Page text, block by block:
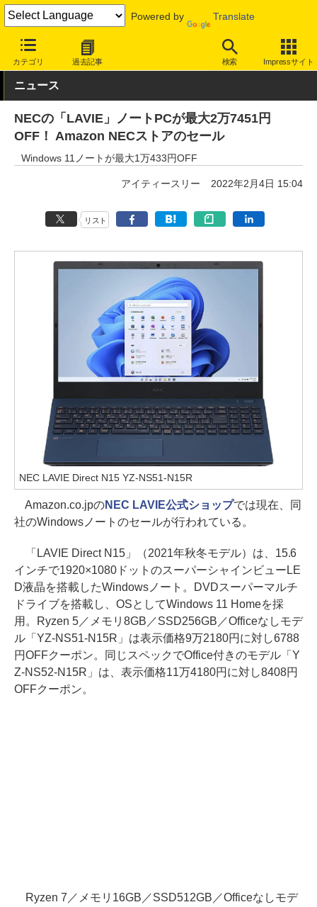
Powered by Translate
カテゴリ 過去記事 検索 Impressサイト
INTERNET Watch セール情報
ニュース
NECの「LAVIE」ノートPCが最大2万7451円
OFF！ Amazon NECストアのセール
Windows 11ノートが最大1万433円OFF
アイティースリー 2022年2月4日 15:04
リスト
NEC LAVIE Direct N15 YZ-NS51-N15R
Amazon.co.jpのNEC LAVIE公式ショップでは現在、同
社のWindowsノートのセールが行われている。
「LAVIE Direct N15」（2021年秋冬モデル）は、15.6
インチで1920×1080ドットのスーパーシャインビューLE
D液晶を搭載したWindowsノート。DVDスーパーマルチ
ドライブを搭載し、OSとしてWindows 11 Homeを採
用。Ryzen 5／メモリ8GB／SSD256GB／Officeなしモデ
ル「YZ-NS51-N15R」は表示価格9万2180円に対し6788
円OFFクーポン。同じスペックでOffice付きのモデル「Y
Z-NS52-N15R」は、表示価格11万4180円に対し8408円
OFFクーポン。
Ryzen 7／メモリ16GB／SSD512GB／Officeなしモデ